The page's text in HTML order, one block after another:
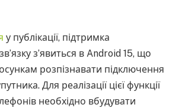
у публікації, підтримка
з’явиться в Android 15, що
розпізнавати підключення
Для реалізації цієї функції
необхідно вбудувати